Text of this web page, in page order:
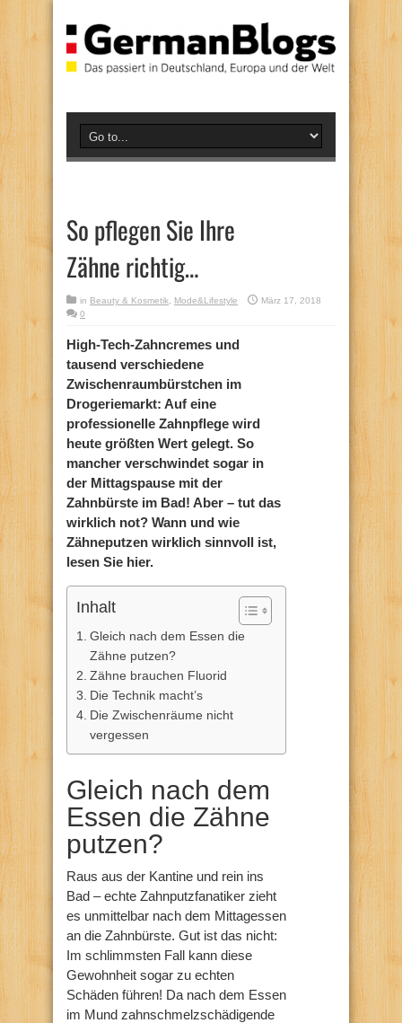
So pflegen Sie Ihre
Zähne richtig…
in Beauty & Kosmetik Mode&Lifestyle
März 17, 2018
0
High-Tech-Zahncremes und
tausend verschiedene
Zwischenraumbürstchen im
Drogeriemarkt: Auf eine
professionelle Zahnpflege wird
heute größten Wert gelegt. So
mancher verschwindet sogar in
der Mittagspause mit der
Zahnbürste im Bad! Aber – tut das
wirklich not? Wann und wie
Zähneputzen wirklich sinnvoll ist,
lesen Sie hier.
Inhalt
Gleich nach dem Essen die
Zähne putzen?
Zähne brauchen Fluorid
Die Technik macht’s
Die Zwischenräume nicht
vergessen
Gleich nach dem
Essen die Zähne
putzen?
Raus aus der Kantine und rein ins
Bad – echte Zahnputzfanatiker zieht
es unmittelbar nach dem Mittagessen
an die Zahnbürste. Gut ist das nicht:
Im schlimmsten Fall kann diese
Gewohnheit sogar zu echten
Schäden führen! Da nach dem Essen
im Mund zahnschmelzschädigende